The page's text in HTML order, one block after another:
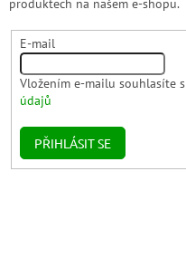
produktech na našem e-shopu.
E-mail
Vložením e-mailu souhlasíte s
údajů
PŘIHLÁSIT SE